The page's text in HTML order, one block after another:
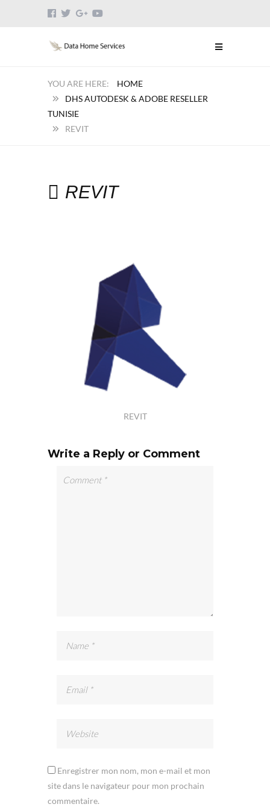
HOME
DHS AUTODESK & ADOBE RESELLER
TUNISIE
REVIT
REVIT
REVIT
Write a Reply or Comment
Enregistrer mon nom, mon e-mail et mon
site dans le navigateur pour mon prochain
commentaire.